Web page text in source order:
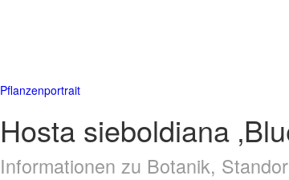
Pflanzenportrait
Hosta sieboldiana
Informationen zu Botanik,